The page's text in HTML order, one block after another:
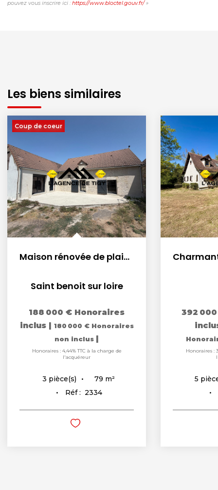
pouvez vous inscrire ici : https://www.bloctel.gouv.fr/»
Les biens similaires
Coup de coeur
Maison rénovée de plain pied à Saint-Benoît-sur-Loire
Saint benoit sur loire
188 000 € Honoraires
inclus | 180 000 € Honoraires
non inclus |
Honoraires : 4,44% TTC à la charge de
l'acquéreur
3 pièce(s) 79 m²
Réf : 2334
392
Honoraires :
5